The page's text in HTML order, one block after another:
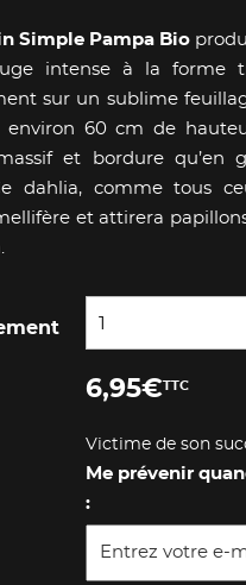
Simple Pampa Bio
intense à la forme
sur un sublime
environ 60 cm de
et bordure qu’en
dahlia, comme tous
et attirera
1
6,95€TTC
Victime de son
Me prévenir
: